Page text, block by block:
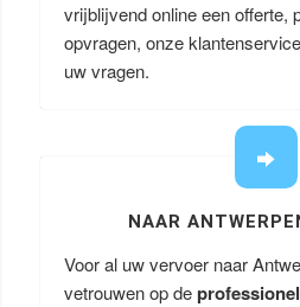
vrijblijvend online een offerte,
opvragen, onze
uw vragen.
NAAR
Voor al uw vervoer naar
vetrouwen op de